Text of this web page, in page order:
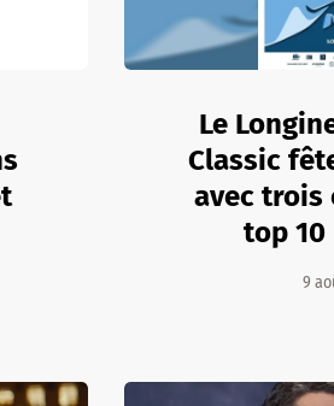
Le
Classic
avec trois
top
9